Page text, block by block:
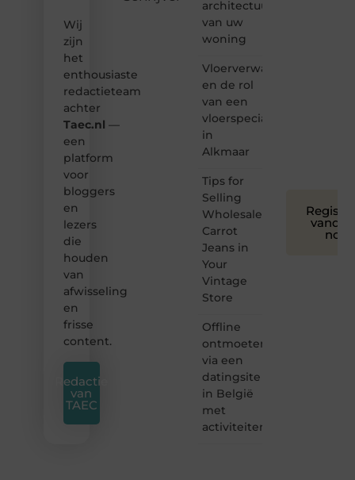
Wij
zijn
het
enthousiaste
redactieteam
achter
Taec.nl —
een
platform
voor
bloggers
en
lezers
die
houden
van
afwisseling
en
frisse
content.
Redactie
van
TAEC
architectuur
van uw
woning
Vloerverwarming
en de rol
van een
vloerspecialist
in
Alkmaar
Tips for
Selling
Wholesale
Carrot
Jeans in
Your
Vintage
Store
Offline
ontmoeten
via een
datingsite
in België
met
activiteiten
nog